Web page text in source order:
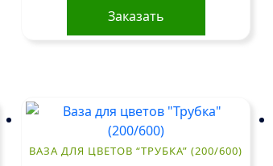
Заказать
ВАЗА ДЛЯ ЦВЕТОВ “ТРУБКА” (200/600)